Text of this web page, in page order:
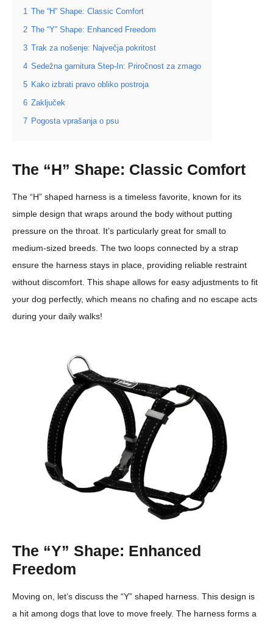
1 The “H” Shape: Classic Comfort
2 The “Y” Shape: Enhanced Freedom
3 Trak za nošenje: Največja pokritost
4 Sedežna garnitura Step-In: Priročnost za zmago
5 Kako izbrati pravo obliko postroja
6 Zaključek
7 Pogosta vprašanja o psu
The “H” Shape: Classic Comfort
The “H” shaped harness is a timeless favorite, known for its
simple design that wraps around the body without putting
pressure on the throat. It’s particularly great for small to
medium-sized breeds. The two loops connected by a strap
ensure the harness stays in place, providing reliable restraint
without discomfort. This shape allows for easy adjustments to fit
your dog perfectly, which means no chafing and no escape acts
during your daily walks!
The “Y” Shape: Enhanced
Freedom
Moving on, let’s discuss the “Y” shaped harness. This design is
a hit among dogs that love to move freely. The harness forms a